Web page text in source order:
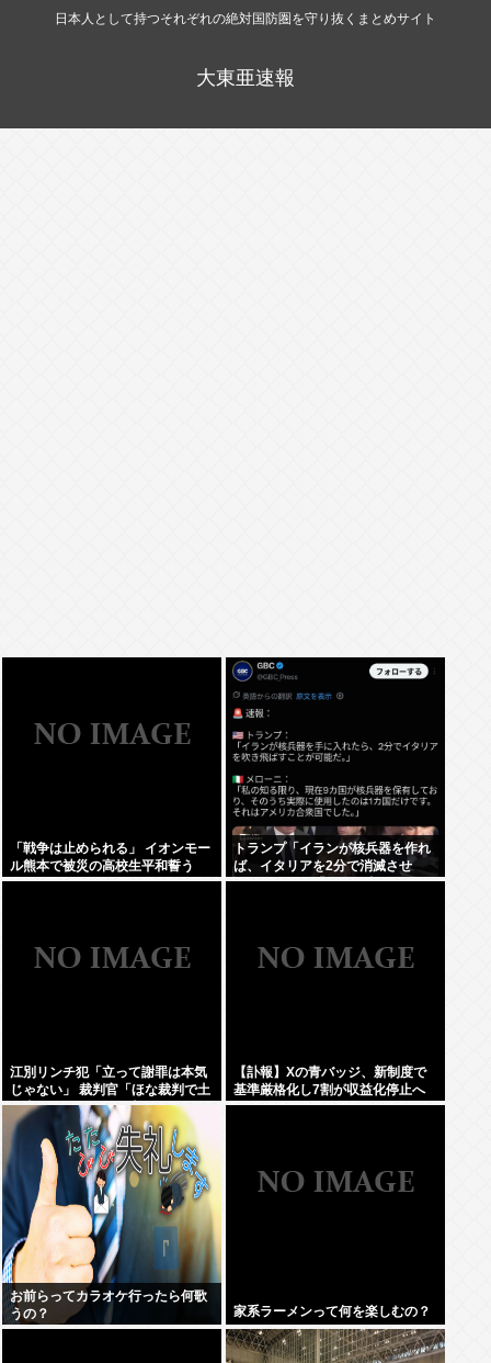
日本人として持つそれぞれの絶対国防圏を守り抜くまとめサイト
大東亜速報
「戦争は止められる」 イオンモー
ル熊本で被災の高校生平和誓う
トランプ「イランが核兵器を作れ
ば、イタリアを2分で消滅させ
る」メローニ「使った事あるのア
江別リンチ犯「立って謝罪は本気
じゃない」 裁判官「ほな裁判で土
下座してないキミは本気じゃない
な」
【訃報】Xの青バッジ、新制度で
基準厳格化し7割が収益化停止へ
wmwmwmwmwmwmw
お前らってカラオケ行ったら何歌
うの？
家系ラーメンって何を楽しむの？